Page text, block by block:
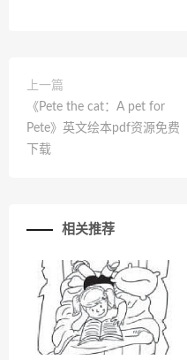
上一篇
《Pete the cat：A pet for
Pete》英文绘本pdf资源免费
下载
相关推荐